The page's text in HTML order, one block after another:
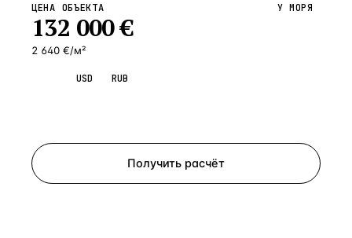
ЦЕНА ОБЪЕКТА
132 000€
2 640 €/м²
У МОРЯ
USD RUB
Получить расчёт